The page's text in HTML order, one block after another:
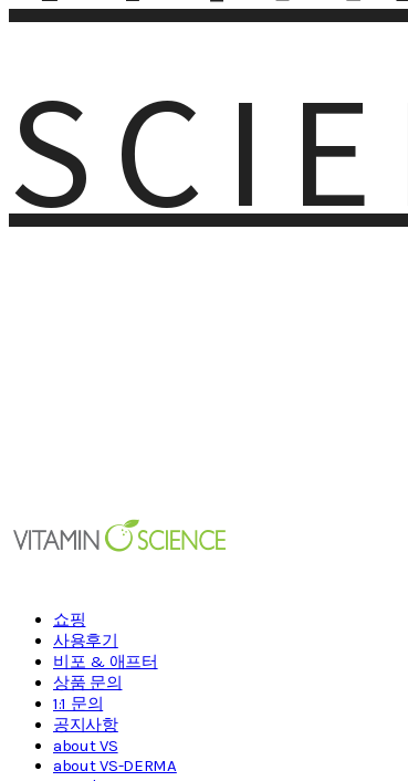
쇼핑
사용후기
비포 & 애프터
상품 문의
1:1 문의
공지사항
about VS
about VS-DERMA